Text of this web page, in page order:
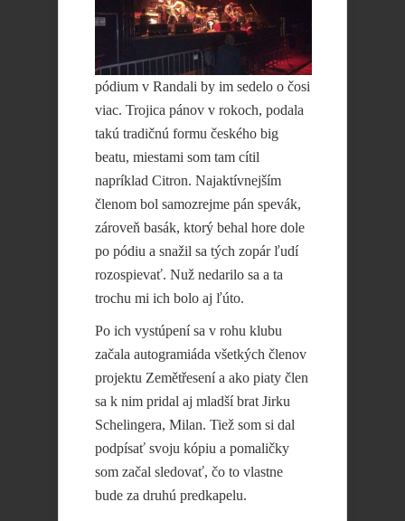
pódium v Randali by im sedelo o čosi
viac. Trojica pánov v rokoch, podala
takú tradičnú formu českého big
beatu, miestami som tam cítil
napríklad Citron. Najaktívnejším
členom bol samozrejme pán spevák,
zároveň basák, ktorý behal hore dole
po pódiu a snažil sa tých zopár ľudí
rozospievať. Nuž nedarilo sa a ta
trochu mi ich bolo aj ľúto.
Po ich vystúpení sa v rohu klubu
začala autogramiáda všetkých členov
projektu Zemětřesení a ako piaty člen
sa k nim pridal aj mladší brat Jirku
Schelingera, Milan. Tiež som si dal
podpísať svoju kópiu a pomaličky
som začal sledovať, čo to vlastne
bude za druhú predkapelu.